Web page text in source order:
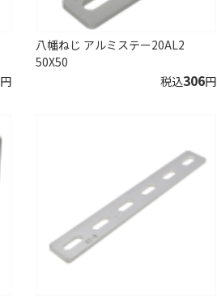
円
八幡ねじ アルミステー20AL2
50X50
税込306円